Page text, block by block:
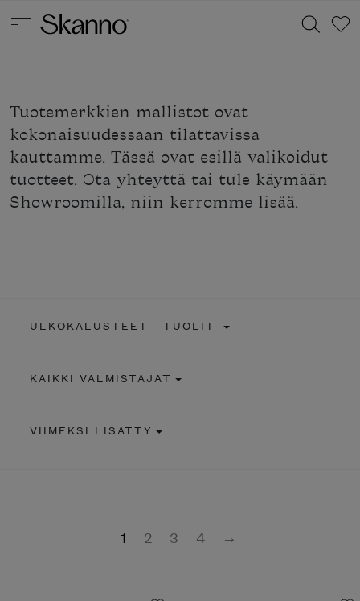
Haku
Type 2 or more characters for results.
Tuotemerkkien mallistot ovat
kokonaisuudessaan tilattavissa
kauttamme. Tässä ovat esillä valikoidut
tuotteet. Ota yhteyttä tai tule käymään
Showroomilla, niin kerromme lisää.
ULKOKALUSTEET - TUOLIT
KAIKKI VALMISTAJAT
VIIMEKSI LISÄTTY
1 2 3 4 →